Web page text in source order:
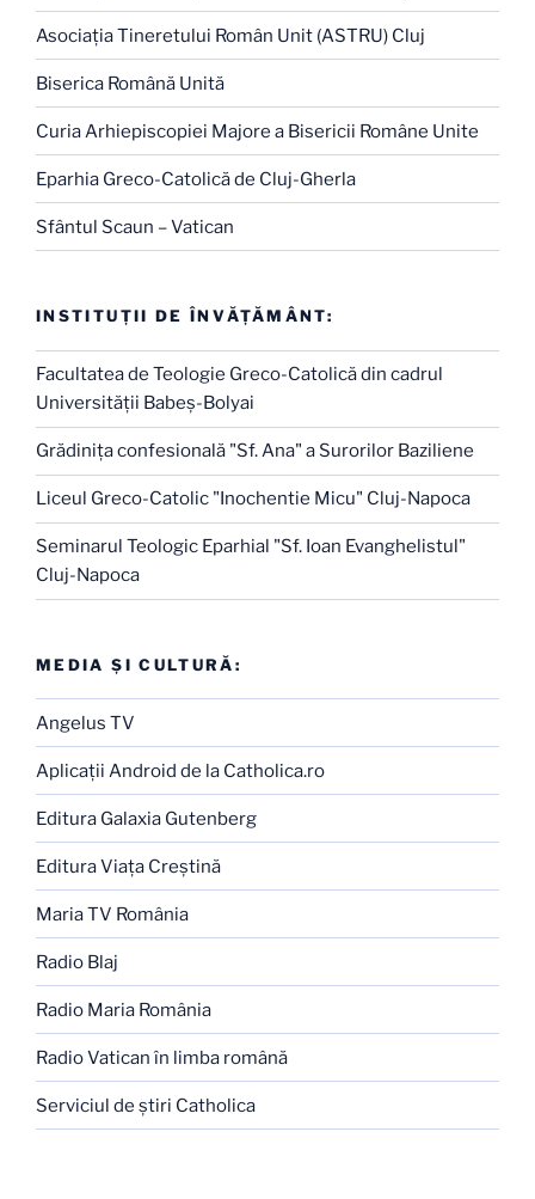
Asociaţia Tineretului Român Unit (ASTRU) Cluj
Biserica Română Unită
Curia Arhiepiscopiei Majore a Bisericii Române Unite
Eparhia Greco-Catolică de Cluj-Gherla
Sfântul Scaun – Vatican
INSTITUŢII DE ÎNVĂŢĂMÂNT:
Facultatea de Teologie Greco-Catolică din cadrul
Universităţii Babeş-Bolyai
Grădiniţa confesională "Sf. Ana" a Surorilor Baziliene
Liceul Greco-Catolic "Inochentie Micu" Cluj-Napoca
Seminarul Teologic Eparhial "Sf. Ioan Evanghelistul"
Cluj-Napoca
MEDIA ŞI CULTURĂ:
Angelus TV
Aplicaţii Android de la Catholica.ro
Editura Galaxia Gutenberg
Editura Viaţa Creştină
Maria TV România
Radio Blaj
Radio Maria România
Radio Vatican în limba română
Serviciul de ştiri Catholica